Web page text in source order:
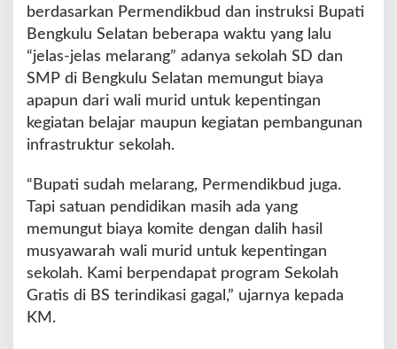
i
k
s
i
G
a
a
,
D
i
u
g
a
berdasarkan Permendikbud dan instruksi Bupati
Bengkulu Selatan beberapa waktu yang lalu
“jelas-jelas melarang” adanya sekolah SD dan
SMP di Bengkulu Selatan memungut biaya
apapun dari wali murid untuk kepentingan
kegiatan belajar maupun kegiatan pembangunan
infrastruktur sekolah.
“Bupati sudah melarang, Permendikbud juga.
Tapi satuan pendidikan masih ada yang
memungut biaya komite dengan dalih hasil
musyawarah wali murid untuk kepentingan
sekolah. Kami berpendapat program Sekolah
Gratis di BS terindikasi gagal,” ujarnya kepada
KM.